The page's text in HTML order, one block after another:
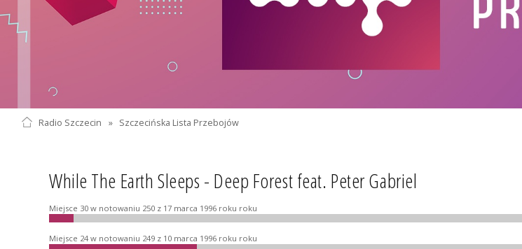
Radio Szczecin » Szczecińska Lista Przebojów
While The Earth Sleeps - Deep Forest feat. Peter Gabriel
Miejsce 30 w notowaniu 250 z 17 marca 1996 roku roku
Miejsce 24 w notowaniu 249 z 10 marca 1996 roku roku